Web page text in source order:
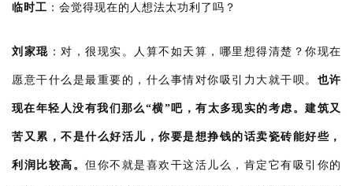
临时工 ： 会觉得现在的人想法太功利了吗？
刘家琨 ： 对，很现实。人算不如天算，哪里想得清楚？你现在
愿意干什么是最重要的，什么事情对你吸引力大就干呗。 也许
现在年轻人没有我们那么“横”吧，有太多现实的考虑。建筑又
苦又累，不是什么好活儿，你要是想挣钱的话卖瓷砖能好些，
利润比较高。 但你不就是喜欢干这活儿么，肯定它有吸引你的